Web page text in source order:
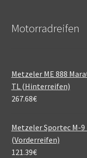
Motorradreifen
Metzeler ME 888
TL (Hinterreifen)
267.68€
Metzeler Sportec M-9
(Vorderreifen)
121.39€